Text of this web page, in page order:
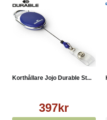
Korthållare Jojo Durable St...
397kr